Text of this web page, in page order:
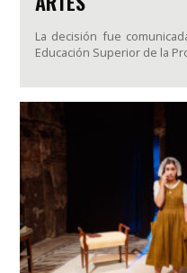
La decisión fue
Educación Superior de la